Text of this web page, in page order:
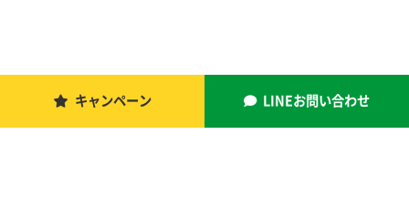
キャンペーン LINEお問い合わせ